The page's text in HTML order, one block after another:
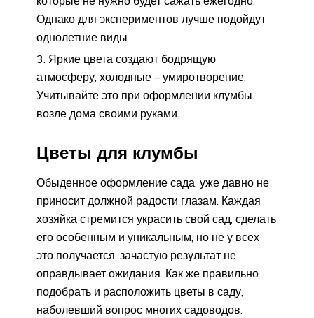
Однако для экспериментов лучше подойдут
однолетние виды.
Яркие цвета создают бодрящую
атмосферу, холодные – умиротворение.
Учитывайте это при оформлении клумбы
возле дома своими руками.
Цветы для клумбы
Обыденное оформление сада, уже давно не
приносит должной радости глазам. Каждая
хозяйка стремится украсить свой сад, сделать
его особенным и уникальным, но не у всех
это получается, зачастую результат не
оправдывает ожидания. Как же правильно
подобрать и расположить цветы в саду,
наболевший вопрос многих садоводов.